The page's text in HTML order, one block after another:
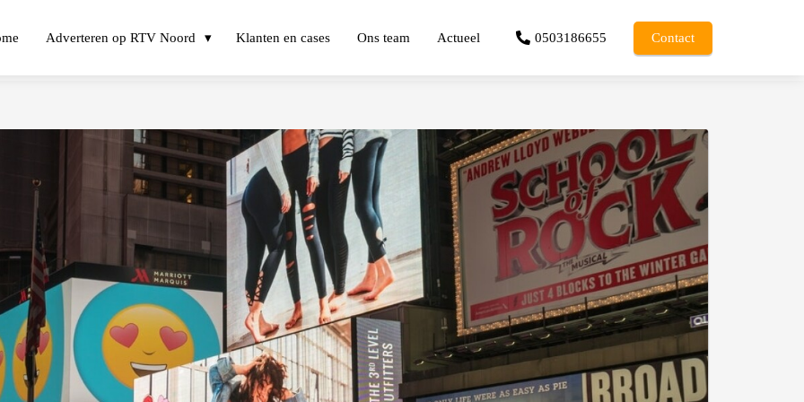
Adverteren op RTV Noord Klanten en cases Ons team Actueel 0503186655 Contact